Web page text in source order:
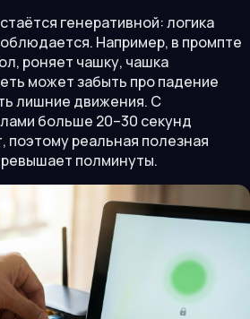
генеративной: логика
Например, в промпте
роняет чашку, чашка
может забыть про падение
лишние движения. С
больше 20–30 секунд
поэтому реальная полезная
полминуты.